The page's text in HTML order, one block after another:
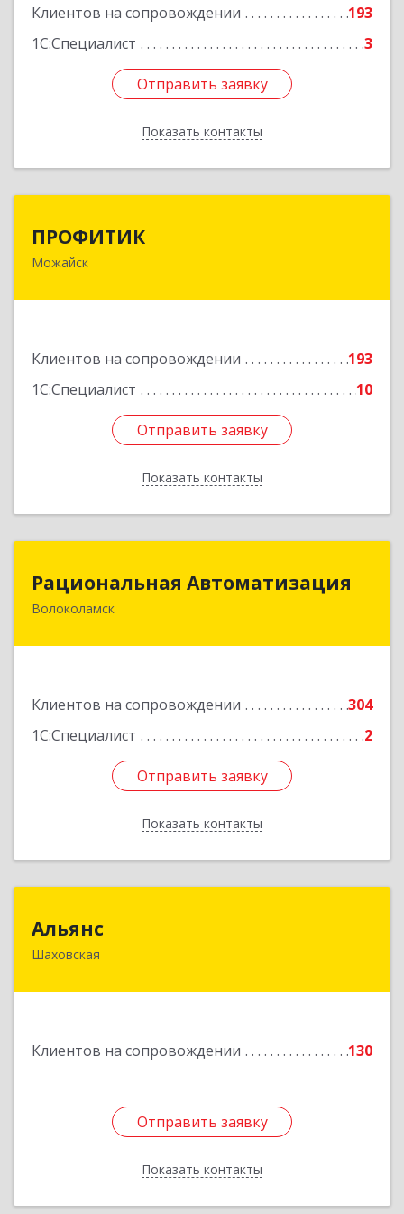
Клиентов на сопровождении
193
1С:Специалист
3
Отправить заявку
Показать контакты
Подробнее
Отправить заявку
Назад
ПРОФИТИК
Можайск
Клиентов на сопровождении
193
1С:Специалист
10
Отправить заявку
Показать контакты
143200, Московская обл, Можайский р-н,
Отправить заявку
Назад
Рациональная Автоматизация
Волоколамск
Клиентов на сопровождении
304
1С:Специалист
2
Отправить заявку
Показать контакты
143600, Московская обл, Волоколамский р-н,
Подробнее
Отправить заявку
Назад
Альянс
Шаховская
Клиентов на сопровождении 130
Отправить заявку
Показать контакты
143700, Московская обл, Шаховской р-н,
Отправить заявку
Назад